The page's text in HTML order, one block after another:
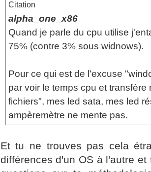
Citation
alpha_one_x86
Quand je parle du cpu utilise
75% (contre 3% sous widnows).
Pour ce qui est de l'excuse
par voir le temps cpu et transfère
fichiers", mes led sata, mes led
ampèremètre ne mente pas.
Et tu ne trouves pas cela
différences d'un OS à l'autre